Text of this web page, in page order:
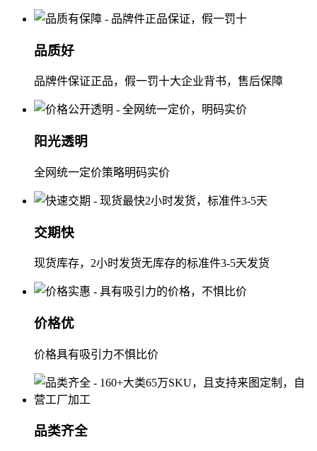
品质好
品牌件保证正品，假一罚十大企业背书，售后保障
阳光透明
全网统一定价策略明码实价
交期快
现货库存，2小时发货无库存的标准件3-5天发货
价格优
价格具有吸引力不惧比价
品类齐全